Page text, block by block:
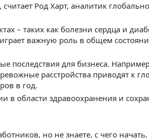
Род Харт, аналитик
– таких как болезни сердца и
важную роль в общем
последствия для бизнеса.
расстройства приводят к
в год.
области здравоохранения и
но не знаете, с чего